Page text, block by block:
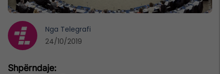
Nga Telegrafi
24/10/2019